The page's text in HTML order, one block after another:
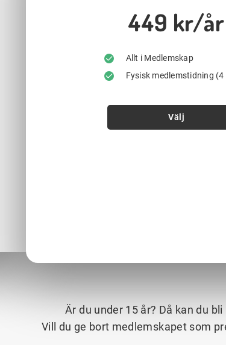
449 kr/år
Allt i Medlemskap
Fysisk medlemstidning
Välj
Är du under 15 år? Då kan du
Vill du ge bort medlemskapet som